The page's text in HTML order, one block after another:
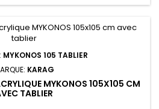
MYKONOS 105 TABLIER
KARAG
MYKONOS 105X105 CM
TABLIER